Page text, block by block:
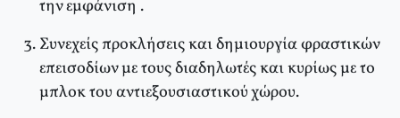
την εμφάνιση .
Συνεχείς προκλήσεις και δημιουργία φραστικών
επεισοδίων με τους διαδηλωτές και κυρίως με το
μπλοκ του αντιεξουσιαστικού χώρου.